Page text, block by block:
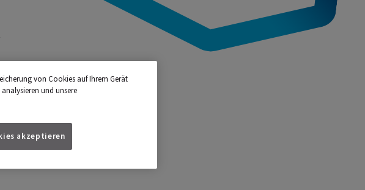
von Cookies auf Ihrem Gerät
und unsere
akzeptieren